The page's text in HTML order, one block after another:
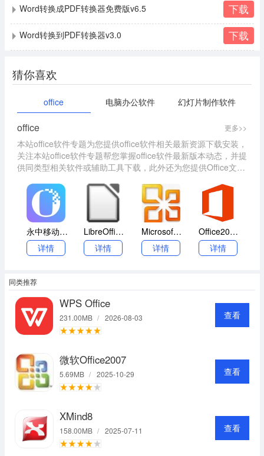
Word转换成PDF转换器免费版v6.5 下载
Word转换到PDF转换器v3.0 下载
猜你喜欢
office 电脑办公软件 幻灯片制作软件
office 更多>>
本站office软件专题为您提供office软件相关最新资源下载安装，
关注本站office软件专题帮您掌握office软件最新版本动态，并提
供同类型相关软件或辅助工具下载，此外还为您提供Office文档
s office 2015等等软件助您提升效率，快速解决遇到的难题！
永中移动Office2021
详情
LibreOffice（免费Office办公软件)
详情
MicrosoftOffice 2003
详情
Office2010激活工具
详情
同类推荐
WPS Office
231.00MB / 2026-08-03 查看
微软Office2007
5.69MB / 2025-10-29 查看
XMind8
158.00MB / 2025-07-11 查看